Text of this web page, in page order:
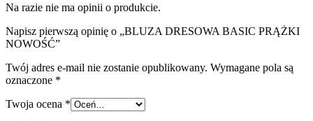
Na razie nie ma opinii o produkcie.
Napisz pierwszą opinię o „BLUZA DRESOWA BASIC PRĄŻKI
NOWOŚĆ”
Twój adres e-mail nie zostanie opublikowany. Wymagane pola są
oznaczone *
Twoja ocena *